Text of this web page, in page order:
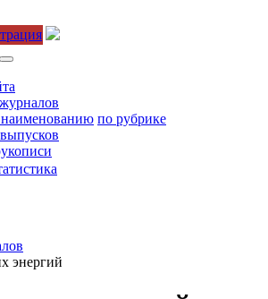
по рубрике
энергий